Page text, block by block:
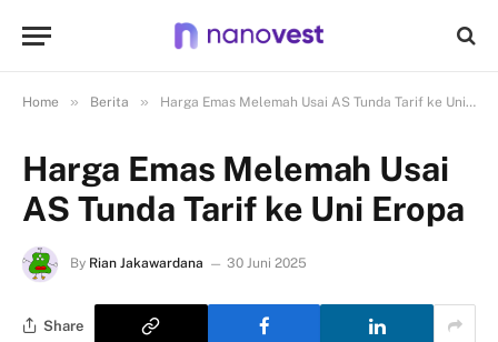
Home » Berita » Harga Emas Melemah Usai AS Tunda Tarif ke Uni Eropa
Harga Emas Melemah Usai
AS Tunda Tarif ke Uni Eropa
By Rian Jakawardana 30 Juni 2025
Share